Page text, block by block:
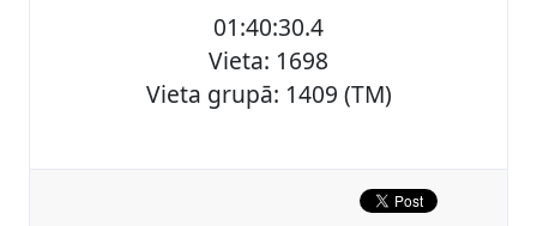
01:40:30.4
Vieta: 1698
Vieta grupā: 1409 (TM)